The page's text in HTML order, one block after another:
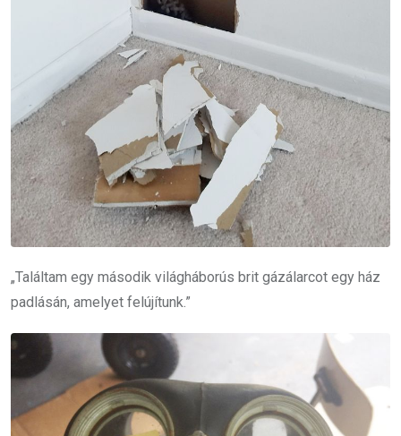
„Találtam egy második világháborús brit gázálarcot egy ház
padlásán, amelyet felújítunk.”